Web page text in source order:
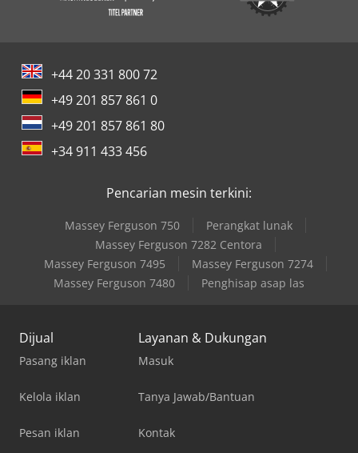
+44 20 331 800 72
+49 201 857 861 0
+49 201 857 861 80
+34 911 433 456
Pencarian mesin terkini:
Massey Ferguson 750
Perangkat lunak
Massey Ferguson 7282 Centora
Massey Ferguson 7495
Massey Ferguson 7274
Massey Ferguson 7480
Penghisap asap las
Dijual
Pasang iklan
Kelola iklan
Pesan iklan
Layanan & Dukungan
Masuk
Tanya Jawab/Bantuan
Kontak